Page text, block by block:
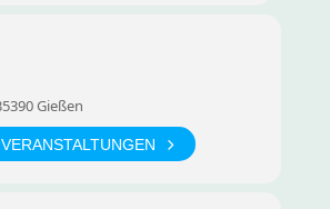
Austausch und Kennenlernen
besprechen
Gießen